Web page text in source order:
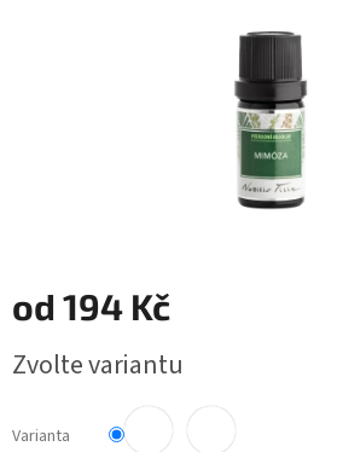
od 194 Kč
cena:
Zvolte variantu
Varianta